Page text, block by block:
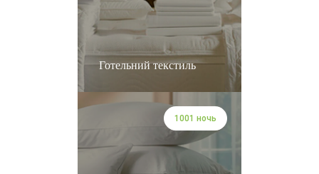
Готельний текстиль
1001 ночь